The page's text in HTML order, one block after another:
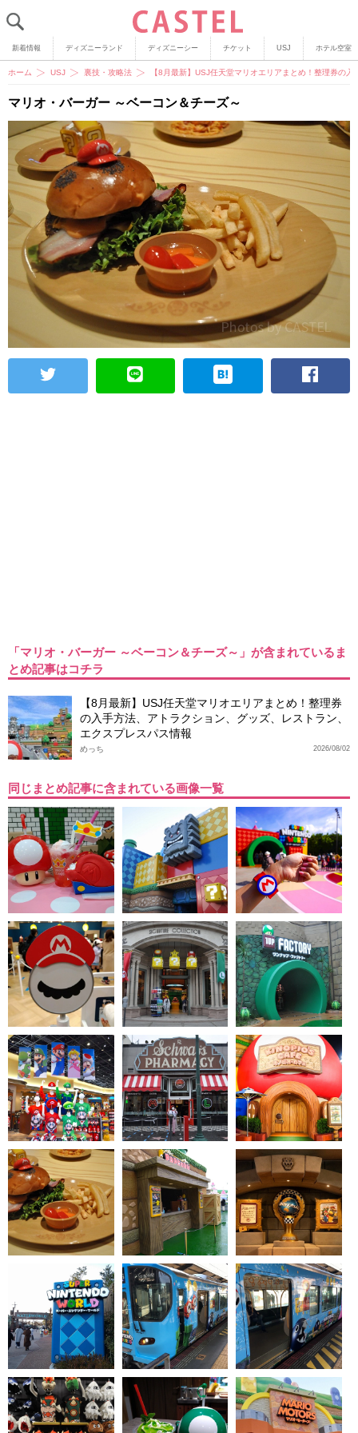
新着情報 ディズニーランド ディズニーシー チケット USJ ホテル空室
ホーム USJ 裏技・攻略法 【8月最新】USJ任天堂マリオエリアまとめ！整理券の
マリオ・バーガー ～ベーコン＆チーズ～
「マリオ・バーガー ～ベーコン＆チーズ～」が含まれているま
とめ記事はコチラ
【8月最新】USJ任天堂マリオエリアまとめ！整理券
の入手方法、アトラクション、グッズ、レストラン、
エクスプレスパス情報
2026/08/02
めっち
同じまとめ記事に含まれている画像一覧